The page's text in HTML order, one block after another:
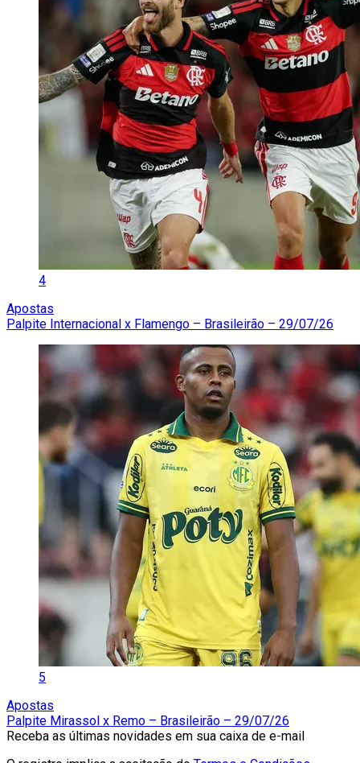
4
Apostas
Palpite Internacional x Flamengo – Brasileirão – 29/07/26
5
Apostas
Palpite Mirassol x Remo – Brasileirão – 29/07/26
Receba as últimas novidades em sua caixa de e-mail